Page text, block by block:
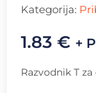
Kategorija:
1.83 € +
Razvodnik T